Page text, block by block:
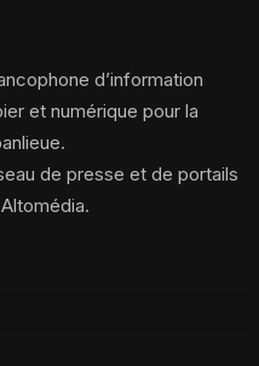
d’information
et numérique pour la
de presse et de portails